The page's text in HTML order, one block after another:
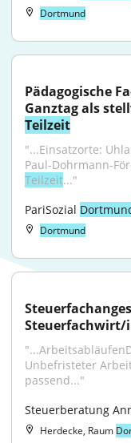
Dortmund
Pädagogische
Teilzeit
"...Einsatzorte:
Paul-Dohrmann-
Teilzeit..."
PariSozial
Dortmund
Steuerfachwirt/
Unbefristeter
passend..."
Steuerberatung
Herdecke, Raum